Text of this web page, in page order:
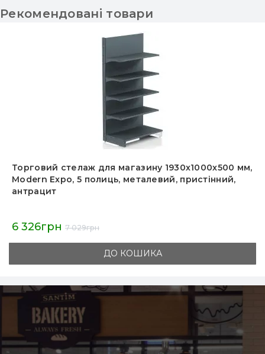
Рекомендовані товари
Металевий стелаж Modern Expo з передньою
ногою 1930х1000х400 мм, 5 полиць, антрацит, для
складу, магазину та харчової промисловості
7 561грн 8 401грн
ДО КОШИКА